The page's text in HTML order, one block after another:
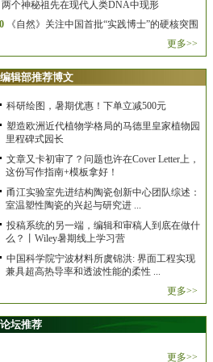
两个神秘祖先在现代人类DNA中现形
《自然》关注中国首批“实践博士”的硬核突围
更多>>
编辑部推荐博文
科研绘图，暑期优惠！下单立减500元
塑造欧洲近代植物学格局的马德里皇家植物园
里程碑式园长
文章又卡初审了？问题也许在Cover Letter上，
这份写作指南+模板拿好！
甬江实验室先进结构陶瓷创新中心团队综述：
室温塑性陶瓷的兴起与研究进 ...
投稿系统的另一端，编辑和审稿人到底在做什
么？丨Wiley暑期线上学习营
中国科学院宁波材料所虞锦洪: 界面工程实现
兼具超高热导率和透波性能的柔性 ...
更多>>
论坛推荐
更多>>